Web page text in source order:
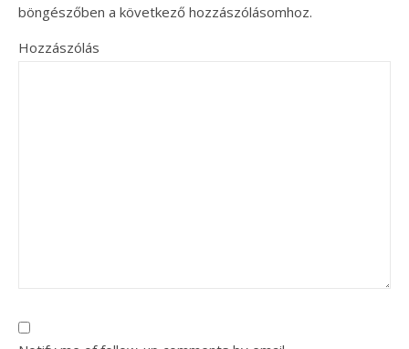
böngészőben a következő hozzászólásomhoz.
Hozzászólás